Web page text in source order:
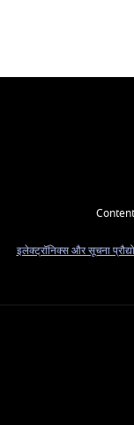
इलेक्ट्रॉनिक्स और सूचना